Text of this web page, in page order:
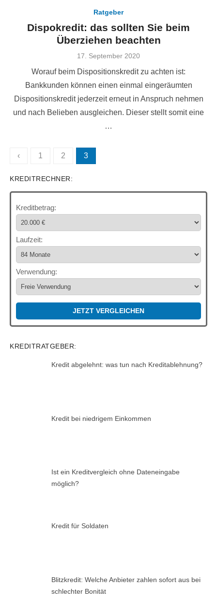
Ratgeber
Dispokredit: das sollten Sie beim
Überziehen beachten
Veröffentlicht
17. September 2020
Worauf beim Dispositionskredit zu achten ist:
Bankkunden können einen einmal eingeräumten
Dispositionskredit jederzeit erneut in Anspruch nehmen
und nach Belieben ausgleichen. Dieser stellt somit eine
…
Seitennummerierung
Beiträge
‹ 1 2 3
KREDITRECHNER:
Kreditbetrag:
Laufzeit:
Verwendung:
JETZT VERGLEICHEN
KREDITRATGEBER:
Kredit abgelehnt: was tun nach Kreditablehnung?
Kredit bei niedrigem Einkommen
Ist ein Kreditvergleich ohne Dateneingabe
möglich?
Kredit für Soldaten
Blitzkredit: Welche Anbieter zahlen sofort aus bei
schlechter Bonität